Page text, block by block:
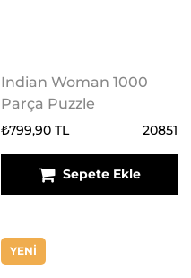
Indian Woman 1000
Parça Puzzle
₺799,90 TL 20851
Sepete Ekle
YENİ